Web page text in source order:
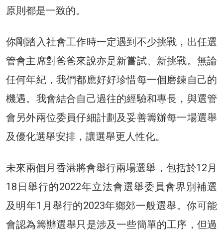
原則都是一致的。
你剛踏入社會工作時一定遇到不少挑戰，出任選
管會主席對爸爸來說亦是新嘗試、新挑戰。無論
任何年紀，我們都應好好珍惜每一個磨鍊自己的
機遇。我會結合自己過往的經驗和專長，與選管
會另外兩位委員仔細計劃及妥善籌辦每一場選舉
及優化選舉安排，讓選舉更人性化。
未來兩個月香港將會舉行兩場選舉，包括於12月
18日舉行的2022年立法會選舉委員會界別補選
及明年1月舉行的2023年鄉郊一般選舉。你可能
會認為籌辦選舉只是涉及一些簡單的工序，但過